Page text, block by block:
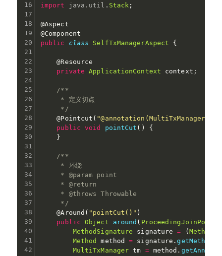
import
java . util . Stack ;
@Aspect
@Component
public
class SelfTxManagerAspect {
@Resource
private
ApplicationContext context ;
/**
     * 定义切点
     */
@Pointcut ( "@annotation(MultiTxManager)"
public
void pointCut ( )
{
}
/**
     * 环绕
     * @param point
     * @return
     * @throws Throwable
     */
@Around ( "pointCut()" )
public
Object around ( ProceedingJoinPoint
MethodSignature signature = (
Method
method = signature .getMethod
MultiTxManager tm = method .